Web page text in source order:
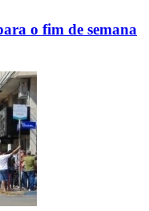
o fim de semana